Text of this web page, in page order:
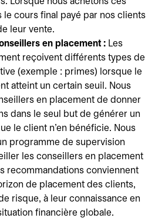
le cours final payé par nos clients
leur vente.
en placement : Les
reçoivent différents types de
(exemple : primes) lorsque le
atteint un certain seuil. Nous
en placement de donner
dans le seul but de générer un
le client n'en bénéficie. Nous
programme de supervision
les conseillers en placement
recommandations conviennent
de placement des clients,
risque, à leur connaissance en
financière globale.